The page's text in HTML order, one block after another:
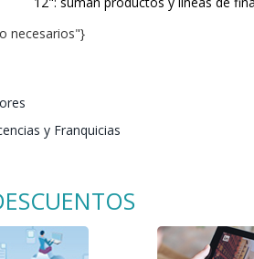
necesarios"}
y Franquicias